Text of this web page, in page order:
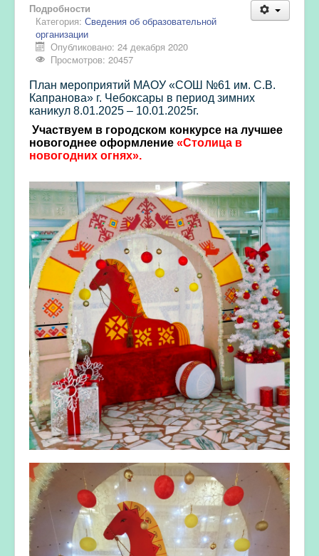
Подробности
Категория: Сведения об образовательной
организации
Опубликовано: 24 декабря 2020
Просмотров: 20457
План мероприятий МАОУ «СОШ №61 им. С.В.
Капранова» г. Чебоксары в период зимних
каникул 8.01.2025 – 10.01.2025г.
Участвуем в городском конкурсе на лучшее
новогоднее оформление «Столица в
новогодних огнях».